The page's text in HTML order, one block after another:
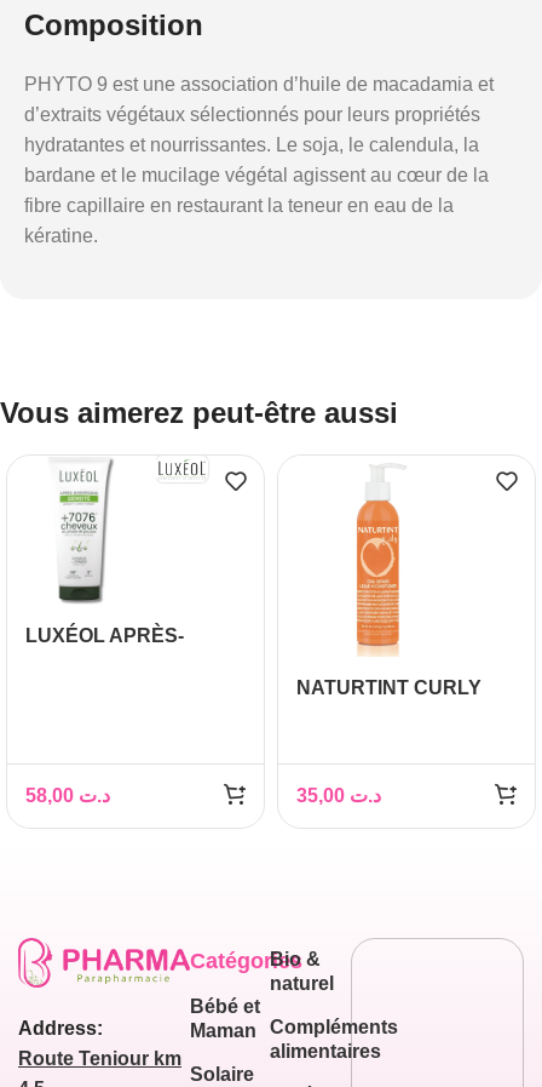
Composition
PHYTO 9 est une association d’huile de macadamia et
d’extraits végétaux sélectionnés pour leurs propriétés
hydratantes et nourrissantes. Le soja, le calendula, la
bardane et le mucilage végétal agissent au cœur de la
fibre capillaire en restaurant la teneur en eau de la
kératine.
Vous aimerez peut-être aussi
LUXÉOL APRÈS-
د.ت
NATURTINT CURLY
د.ت
Address:
Route Teniour km
Catégories
Bébé et
Maman
Solaire
Bio &
naturel
Compléments
alimentaires